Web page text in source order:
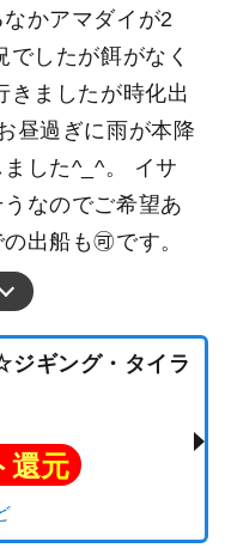
かアマダイが2
したが餌がなく
きましたが時化出
昼過ぎに雨が本降
した^_^。 イサ
なのでご希望あ
出船も🉑です。
ギング・タイラ
還元